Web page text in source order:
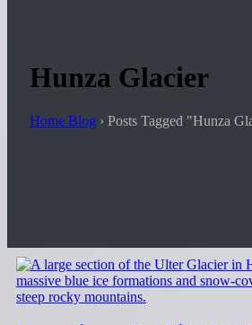
Hunza Glacier
Home Blog › Posts Tagged "Hunza